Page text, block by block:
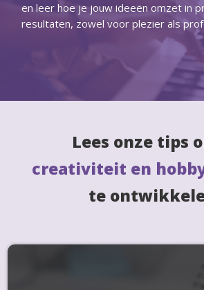
en leer hoe je jouw ideeën omzet in
resultaten, zowel voor plezier als
Lees onze tips
creativiteit en
te